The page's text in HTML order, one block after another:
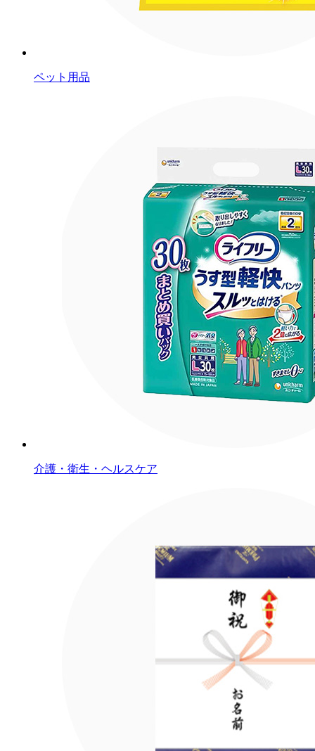
ペット用品
介護・衛生・ヘルスケア